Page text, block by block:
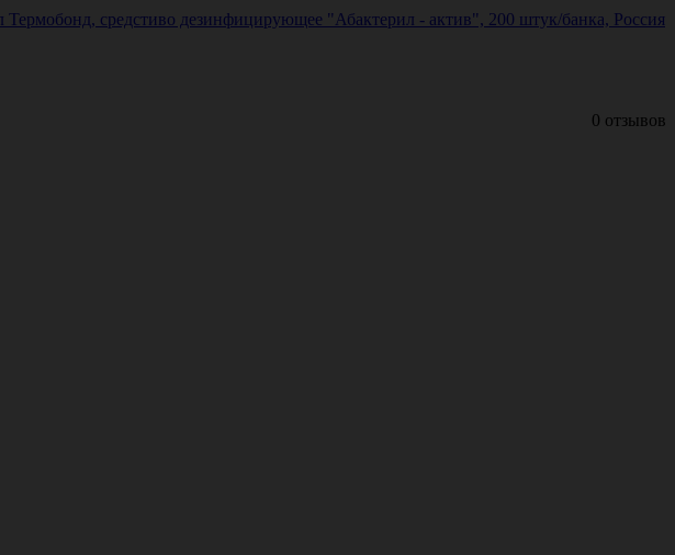
средстиво дезинфицирующее "Абактерил - актив", 200 штук/банка, Россия
0 отзывов